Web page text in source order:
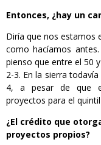
Entonces, ¿hay un
Diría que nos estamos
como hacíamos
pienso que entre el 50
2-3. En la sierra
4, a pesar de que
proyectos para el
¿El crédito que
proyectos propios?